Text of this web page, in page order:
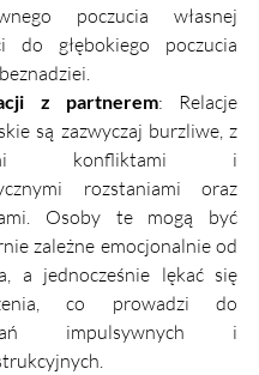
poczucia własnej
do głębokiego poczucia
z partnerem: Relacje
są zazwyczaj burzliwe, z
konfliktami i
rozstaniami oraz
Osoby te mogą być
zależne emocjonalnie od
a jednocześnie lękać się
co prowadzi do
impulsywnych i